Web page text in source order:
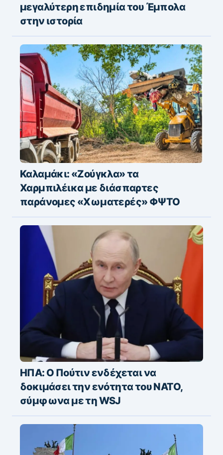
μεγαλύτερη επιδημία του Έμπολα
στην ιστορία
Καλαμάκι: «Ζούγκλα» τα
Χαρμπιλέικα με διάσπαρτες
παράνομες «Χωματερές» ΦΨΤΟ
ΗΠΑ: Ο Πούτιν ενδέχεται να
δοκιμάσει την ενότητα του ΝΑΤΟ,
σύμφωνα με τη WSJ